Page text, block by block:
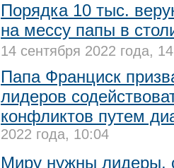
Порядка 10 тыс.
на мессу папы в
14 сентября 2022 года,
Папа Франциск
лидеров
конфликтов путем
2022 года, 10:04
Миру нужны лидеры,